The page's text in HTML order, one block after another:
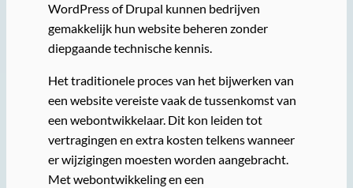
WordPress of Drupal kunnen bedrijven
gemakkelijk hun website beheren zonder
diepgaande technische kennis.
Het traditionele proces van het bijwerken van
een website vereiste vaak de tussenkomst van
een webontwikkelaar. Dit kon leiden tot
vertragingen en extra kosten telkens wanneer
er wijzigingen moesten worden aangebracht.
Met webontwikkeling en een